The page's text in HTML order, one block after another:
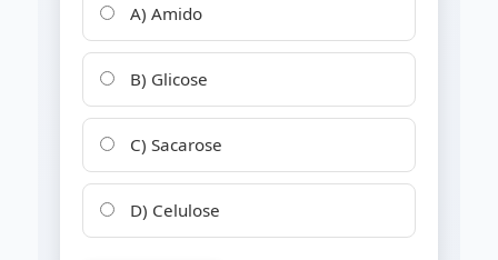
A) Amido
B) Glicose
C) Sacarose
D) Celulose